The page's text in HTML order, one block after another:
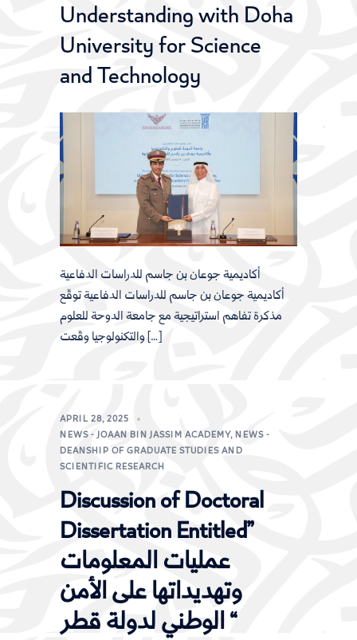
Understanding with Doha
University for Science
and Technology
أكاديمية جوعان بن جاسم للدراسات الدفاعية
أكاديمية جوعان بن جاسم للدراسات الدفاعية توقّع
مذكرة تفاهم استراتيجية مع جامعة الدوحة للعلوم
والتكنولوجيا وقّعت […]
APRIL 28, 2025
NEWS - JOAAN BIN JASSIM ACADEMY, NEWS -
DEANSHIP OF GRADUATE STUDIES AND
SCIENTIFIC RESEARCH
Discussion of Doctoral
Dissertation Entitled”
عمليات المعلومات
وتهديداتها على الأمن
الوطني لدولة قطر “